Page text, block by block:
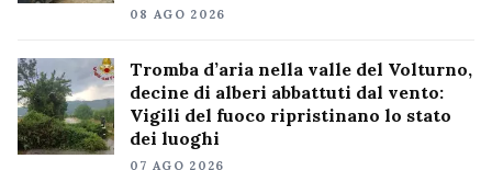
08 AGO 2026
Tromba d’aria nella valle del Volturno,
decine di alberi abbattuti dal vento:
Vigili del fuoco ripristinano lo stato
dei luoghi
07 AGO 2026